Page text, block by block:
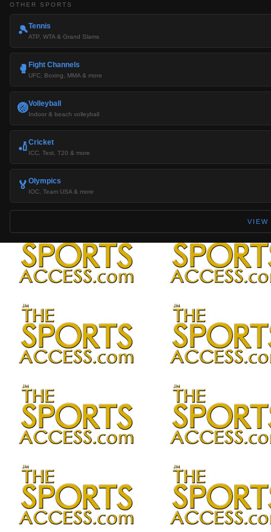
OTHER SPORTS
🎾Tennis
ATP, WTA & Grand Slams
🥊 Fight Channels
UFC, Boxing, MMA & more
🏐Volleyball
Indoor & beach volleyball
🏏Cricket
ICC, Test, T20 & more
🏅 Olympics
IOC, Team USA & more